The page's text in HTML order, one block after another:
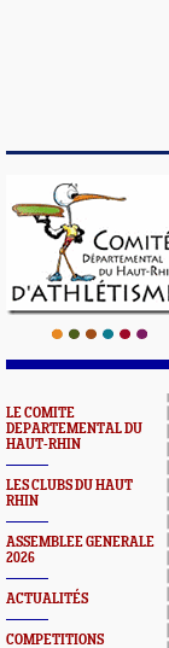
LE COMITE
DEPARTEMENTAL DU
HAUT-RHIN
LES CLUBS DU HAUT
RHIN
ASSEMBLEE GENERALE
2026
ACTUALITÉS
COMPETITIONS